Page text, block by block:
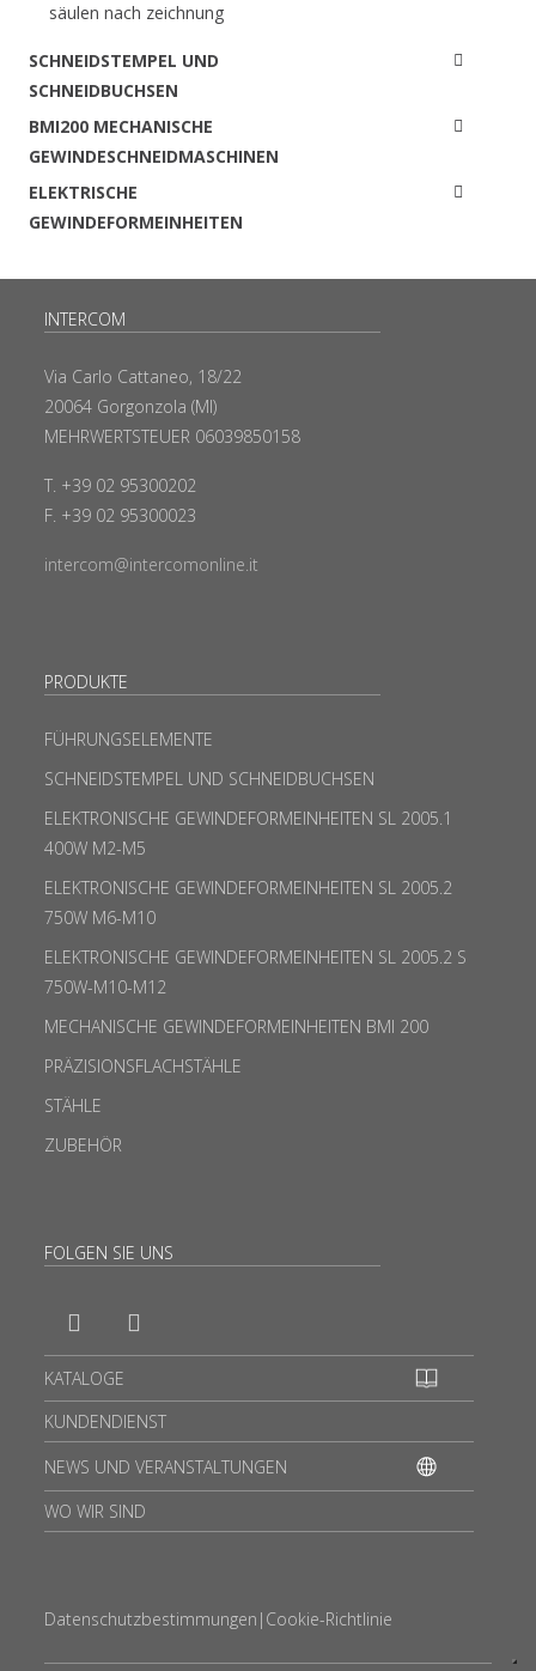
säulen nach zeichnung
SCHNEIDSTEMPEL UND
SCHNEIDBUCHSEN
BMI200 MECHANISCHE
GEWINDESCHNEIDMASCHINEN
ELEKTRISCHE
GEWINDEFORMEINHEITEN
INTERCOM
Via Carlo Cattaneo, 18/22
20064 Gorgonzola (MI)
MEHRWERTSTEUER 06039850158
T. +39 02 95300202
F. +39 02 95300023
intercom@intercomonline.it
PRODUKTE
FÜHRUNGSELEMENTE
SCHNEIDSTEMPEL UND SCHNEIDBUCHSEN
ELEKTRONISCHE GEWINDEFORMEINHEITEN SL 2005.1
400W M2-M5
ELEKTRONISCHE GEWINDEFORMEINHEITEN SL 2005.2
750W M6-M10
ELEKTRONISCHE GEWINDEFORMEINHEITEN SL 2005.2 S
750W-M10-M12
MECHANISCHE GEWINDEFORMEINHEITEN BMI 200
PRÄZISIONSFLACHSTÄHLE
STÄHLE
ZUBEHÖR
FOLGEN SIE UNS
KATALOGE
KUNDENDIENST
NEWS UND VERANSTALTUNGEN
WO WIR SIND
Datenschutzbestimmungen | Cookie-Richtlinie